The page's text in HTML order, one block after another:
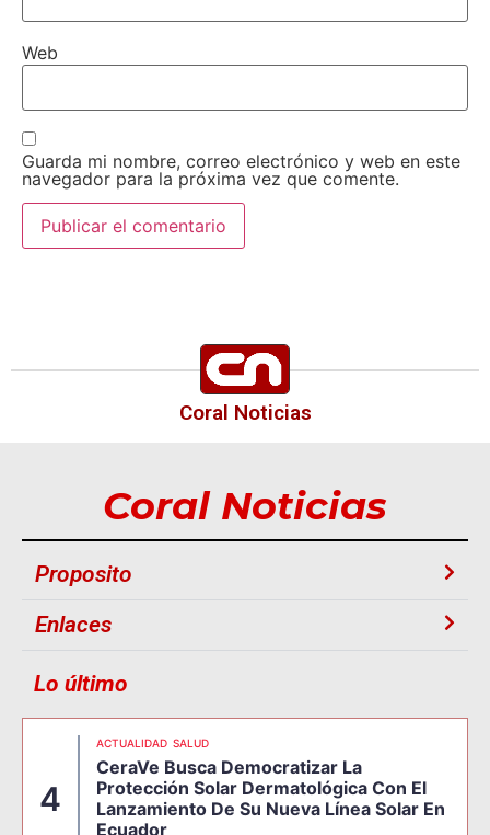
Web
Guarda mi nombre, correo electrónico y web en este
navegador para la próxima vez que comente.
Coral Noticias
Coral Noticias
Proposito
Enlaces
Lo último
4
ACTUALIDAD SALUD
CeraVe Busca Democratizar La
Protección Solar Dermatológica Con El
Lanzamiento De Su Nueva Línea Solar En
Ecuador